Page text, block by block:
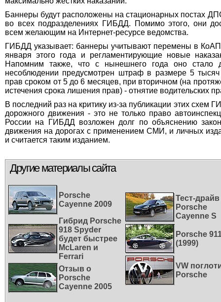
Баннеры будут расположены на стационарных постах
во всех подразделениях ГИБДД. Помимо этого, они
всем желающим на Интернет-ресурсе ведомства.
ГИБДД указывает: баннеры учитывают перемены в КоАП
января этого года и регламентирующие новые
Напомним также, что с нынешнего года оно стало
несоблюдении предусмотрен штраф в размере 5
прав сроком от 5 до 6 месяцев, при вторичном (на
истечения срока лишения прав) - отнятие водительских
В последний раз на критику из-за публикации этих схем
дорожного движения - это не только право
России на ГИБДД возложен долг по объяснению
движения на дорогах с применением СМИ, и личных
и считается таким изданием.
Другие материалы сайта
Porsche
Cayenne 2009
Гибрид Porsche
918 Spyder
будет быстрее
McLaren и
Ferrari
Отзыв о
Porsche
Cayenne 2005
Тест-драйв
Porsche
Cayenne S
Porsche
(1999)
VW
Porsche